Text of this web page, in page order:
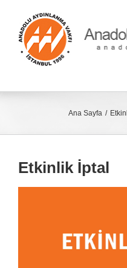
content
Ana Sayfa
Etkinlik İptal